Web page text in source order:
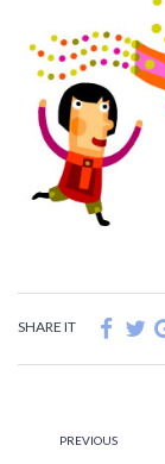
SHARE IT
PREVIOUS